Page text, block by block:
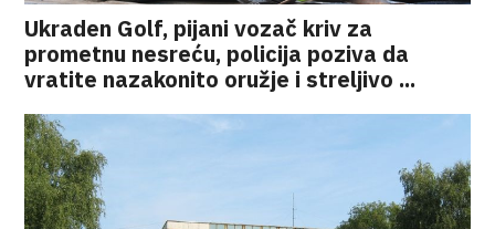
Ukraden Golf, pijani vozač kriv za
prometnu nesreću, policija poziva da
vratite nazakonito oružje i streljivo ...